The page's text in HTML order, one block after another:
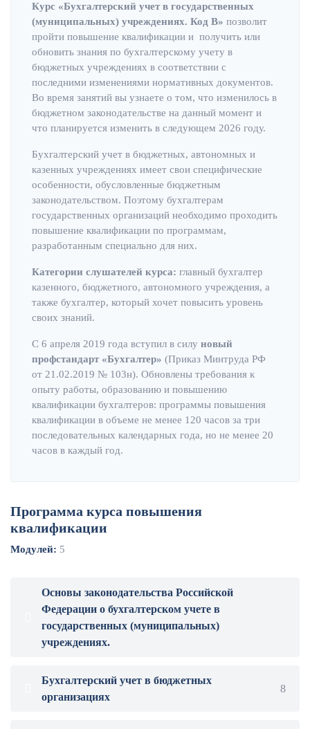
Курс «Бухгалтерский учет в государственных
(муниципальных) учреждениях. Код В» позволит
пройти повышение квалификации и получить или
обновить знания по бухгалтерскому учету в
бюджетных учреждениях в соответствии с
последними изменениями нормативных документов.
Во время занятий вы узнаете о том, что изменилось в
бюджетном законодательстве на данный момент и
что планируется изменить в следующем 2026 году.
Бухгалтерский учет в бюджетных, автономных и
казенных учреждениях имеет свои специфические
особенности, обусловленные бюджетным
законодательством. Поэтому бухгалтерам
государственных организаций необходимо проходить
повышение квалификации по программам,
разработанным специально для них.
Категории слушателей курса: главный бухгалтер
казенного, бюджетного, автономного учреждения, а
также бухгалтер, который хочет повысить уровень
своих знаний.
С 6 апреля 2019 года вступил в силу новый
профстандарт «Бухгалтер» (Приказ Минтруда РФ
от 21.02.2019 № 103н). Обновлены требования к
опыту работы, образованию и повышению
квалификации бухгалтеров: программы повышения
квалификации в объеме не менее 120 часов за три
последовательных календарных года, но не менее 20
часов в каждый год.
Программа курса повышения
квалификации
Модулей: 5
Основы законодательства Российской
Федерации о бухгалтерском учете в
государственных (муниципальных)
учреждениях.
Бухгалтерский учет в бюджетных
организациях
8